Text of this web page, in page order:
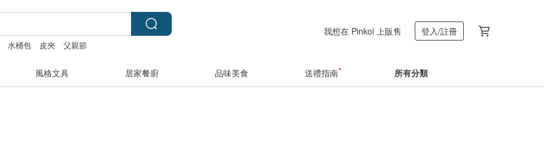
水桶包 皮夾 父親節
我想在 Pinkoi 上販售 登入/註冊
風格文具 居家餐廚 品味美食 送禮指南 所有分類